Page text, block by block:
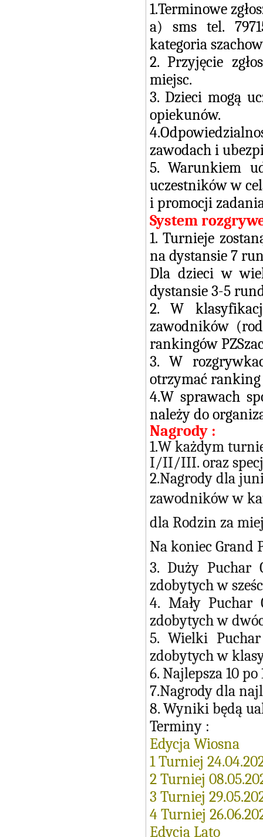
1.Terminowe
a) sms tel.
kategoria
2. Przyjęcie
miejsc.
3. Dzieci mogą
opiekunów.
zawodach i
5. Warunkiem
uczestników w
i promocji
System
1. Turnieje
na dystansie 7
Dla dzieci w
dystansie 3-5
2. W
zawodników
rankingów
3. W
otrzymać
4.W sprawach
należy do
Nagrody :
1.W każdym
I/II/III. oraz
2.Nagrody dla
zawodników w
dla Rodzin za
Na koniec Grand
3. Duży Puchar
zdobytych w
4. Mały
zdobytych w
5. Wielki
zdobytych w
6. Najlepsza 10
7.Nagrody dla
8. Wyniki będą
Terminy :
Edycja Wiosna
1 Turniej
2 Turniej
3 Turniej
4 Turniej
Edycja Lato